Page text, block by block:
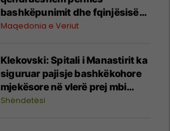
bashkëpunimit dhe fqinjësisë
së mirë RMV-Serbi
Maqedonia e Veriut
Klekovski: Spitali i Manastirit ka
siguruar pajisje bashkëkohore
mjekësore në vlerë prej mbi
30,4 milionë denarë
Shëndetësi